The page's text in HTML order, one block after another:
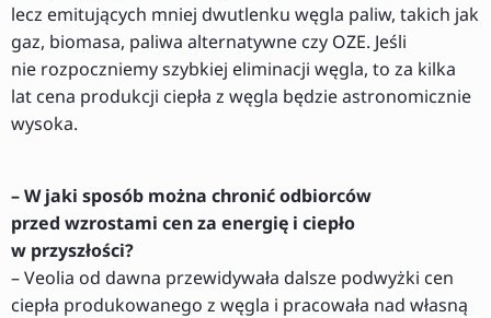
lecz emitujących mniej dwutlenku węgla paliw, takich jak
gaz, biomasa, paliwa alternatywne czy OZE. Jeśli
nie rozpoczniemy szybkiej eliminacji węgla, to za kilka
lat cena produkcji ciepła z węgla będzie astronomicznie
wysoka.
– W jaki sposób można chronić odbiorców
przed wzrostami cen za energię i ciepło
w przyszłości?
– Veolia od dawna przewidywała dalsze podwyżki cen
ciepła produkowanego z węgla i pracowała nad własną